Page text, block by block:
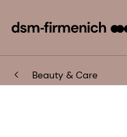
Beauty & Care